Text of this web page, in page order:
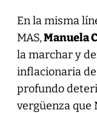
En la misma
MAS,Manuela
la marchar y
inflacionaria
profundo
vergüenza que